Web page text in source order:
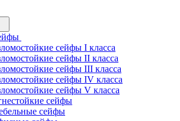
сейфы I класса
сейфы II класса
сейфы III класса
сейфы IV класса
сейфы V класса
сейфы
сейфы